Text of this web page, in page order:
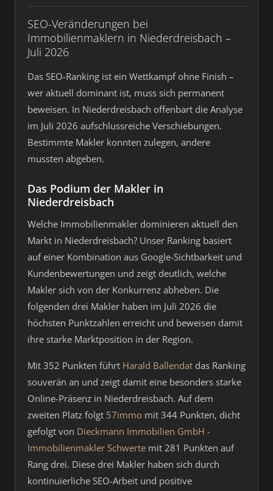
SEO-Veränderungen bei
Immobilienmaklern in Niederdreisbach –
Juli 2026
Das SEO-Ranking ist ein Wettkampf ohne Finish –
wer aktuell dominant ist, muss sich permanent
beweisen. In Niederdreisbach offenbart die Analyse
im Juli 2026 aufschlussreiche Verschiebungen.
Bestimmte Makler konnten zulegen, andere
mussten abgeben.
Das Podium der Makler in
Niederdreisbach
Welche Immobilienmakler dominieren aktuell den
Markt in Niederdreisbach? Unser Ranking basiert
auf einer Kombination aus Google-Sichtbarkeit und
Kundenbewertungen und zeigt deutlich, welche
Makler sich von der Konkurrenz abheben. Die
folgenden drei Makler haben im Juli 2026 die
höchsten Punktzahlen erreicht und beweisen damit
ihre starke Marktposition in der Region.
Mit 352 Punkten führt Harald Ballendat das Ranking
souverän an und zeigt damit eine besonders starke
Online-Präsenz in Niederdreisbach. Auf dem
zweiten Platz folgt 57immo mit 344 Punkten, dicht
gefolgt von Dieckmann Immobilien GmbH -
Immobilienmakler Schwerte mit 281 Punkten auf
Rang drei. Diese drei Makler haben sich durch
kontinuierliche SEO-Arbeit und positive